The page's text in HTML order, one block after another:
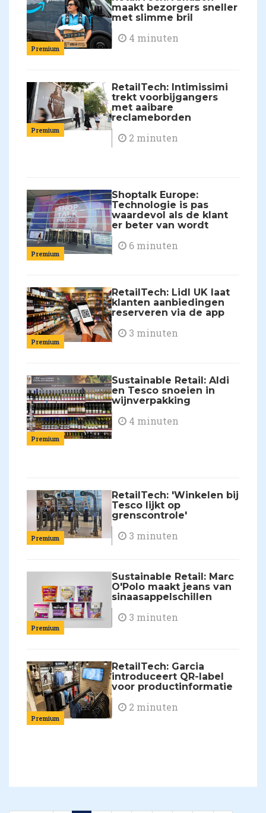
Premium
maakt bezorgers sneller
met slimme bril
4 minuten
Premium
RetailTech: Intimissimi
trekt voorbijgangers
met aaibare
reclameborden
2 minuten
Premium
Shoptalk Europe:
Technologie is pas
waardevol als de klant
er beter van wordt
6 minuten
Premium
RetailTech: Lidl UK laat
klanten aanbiedingen
reserveren via de app
3 minuten
Premium
Sustainable Retail: Aldi
en Tesco snoeien in
wijnverpakking
4 minuten
Premium
RetailTech: 'Winkelen bij
Tesco lijkt op
grenscontrole'
3 minuten
Premium
Sustainable Retail: Marc
O'Polo maakt jeans van
sinaasappelschillen
3 minuten
Premium
RetailTech: Garcia
introduceert QR-label
voor productinformatie
2 minuten